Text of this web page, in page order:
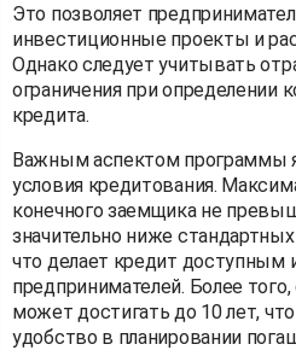
Это позволяет
инвестиционные проекты и
Однако следует учитывать
ограничения при определении
кредита.
Важным аспектом программы
условия кредитования.
конечного заемщика не
значительно ниже
что делает кредит доступным
предпринимателей. Более
может достигать до 10 лет,
удобство в планировании